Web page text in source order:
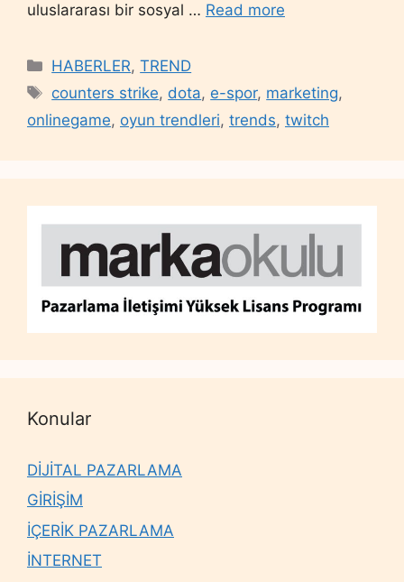
uluslararası bir sosyal … Read more
Categories
HABERLER,TREND
Tags
counters strike, dota, e-spor, marketing,
onlinegame, oyun trendleri, trends, twitch
Konular
DİJİTAL PAZARLAMA
GİRİŞİM
İÇERİK PAZARLAMA
İNTERNET